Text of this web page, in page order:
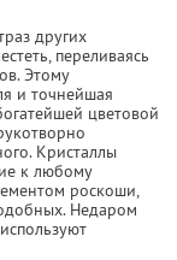
других
переливаясь
Этому
и точнейшая
цветовой
Кристаллы
к любому
роскоши,
Недаром